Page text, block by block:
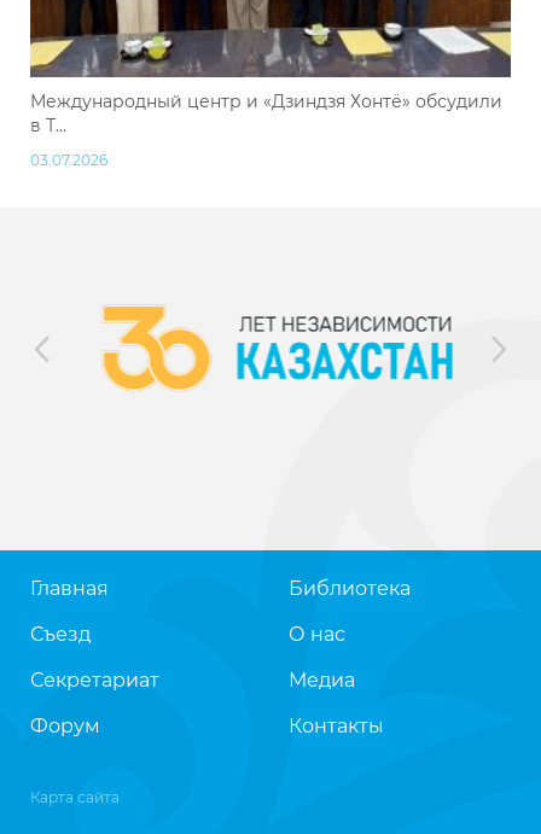
Международный центр и «Дзиндзя Хонтё» обсудили
в Т...
03.07.2026
Главная
Съезд
Секретариат
Форум
Библиотека
О нас
Медиа
Контакты
Карта сайта